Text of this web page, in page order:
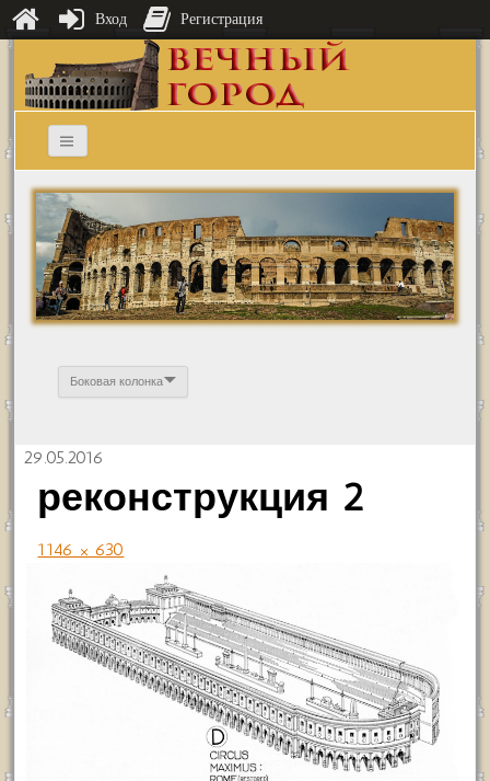
Боковая колонка
29.05.2016
реконструкция 2
1146 × 630
Вход Регистрация